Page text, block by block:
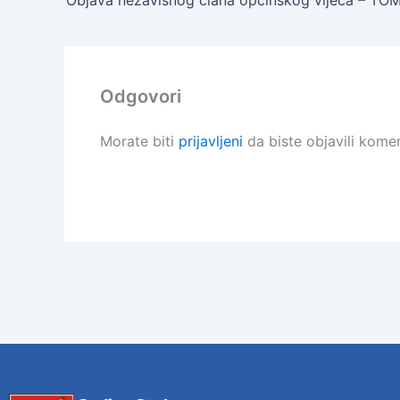
Odgovori
Morate biti prijavljeni da biste objavili